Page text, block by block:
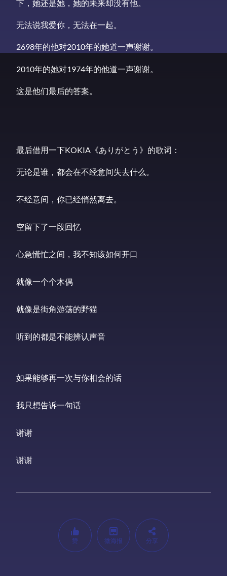
下，她还是她，她的未来却没有他。
无法说我爱你，无法在一起。
2698年的他对2010年的她道一声谢谢。
2010年的她对1974年的他道一声谢谢。
这是他们最后的答案。
最后借用一下KOKIA《ありがとう》的歌词：
无论是谁，都会在不经意间失去什么。
不经意间，你已经悄然离去。
空留下了一段回忆
心急慌忙之间，我不知该如何开口
就像一个个木偶
就像是街角游荡的野猫
听到的都是不能辨认声音
如果能够再一次与你相会的话
我只想告诉一句话
谢谢
谢谢
赞 微海报 分享